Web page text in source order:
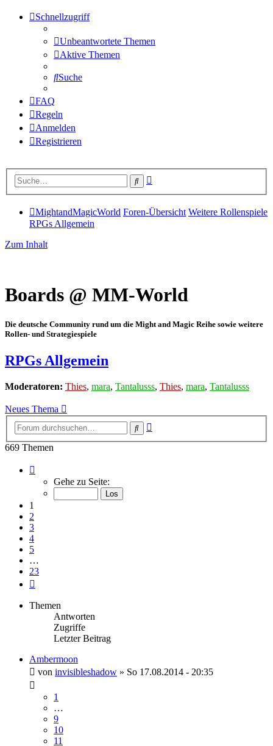
Schnellzugriff
Unbeantwortete Themen
Aktive Themen
Suche
FAQ
Regeln
Anmelden
Registrieren
Suche
MightandMagicWorld Foren-Übersicht Weitere Rollenspiele
RPGs Allgemein
Zum Inhalt
Boards @ MM-World
Die deutsche Community rund um die Might and Magic Reihe sowie weitere
Rollen- und Strategiespiele
RPGs Allgemein
Moderatoren: Thies, mara, Tantalusss, Thies, mara, Tantalusss
Neues Thema
Suche
669 Themen
von
Gehe zu Seite:
1
2
3
4
5
…
23
Themen
Antworten
Zugriffe
Letzter Beitrag
Ambermoon
von invisibleshadow » So 17.08.2014 - 20:35
1
…
9
10
11